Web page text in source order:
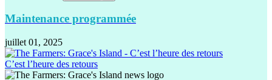
Maintenance programmée
juillet 01, 2025
C’est l’heure des retours